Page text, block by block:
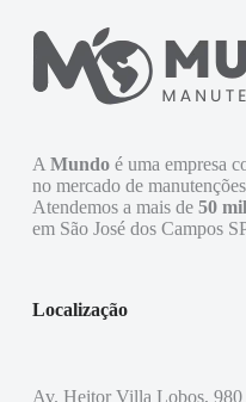
A Mundoé uma empresa
no mercado de
Atendemos a mais de 50
em São José dos Campos
Localização
Av. Heitor Villa Lobos, 980